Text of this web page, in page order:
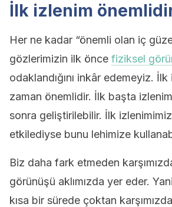
İlk izlenim
Her ne kadar “önemli olan iç
gözlerimizin ilk önce fiziksel
odaklandığını inkâr edemeyiz.
zaman önemlidir. İlk başta
sonra geliştirilebilir. İlk izlenimimiz
etkilediyse bunu lehimize
Biz daha fark etmeden
görünüşü aklımızda yer eder.
kısa bir sürede çoktan